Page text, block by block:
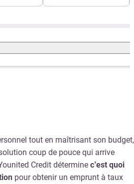
tout en maîtrisant son budget,
coup de pouce qui arrive
Credit détermine c’est quoi
pour obtenir un emprunt à taux